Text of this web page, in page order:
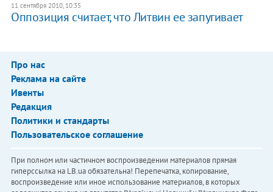
11 сентября 2010, 10:35
Оппозиция считает, что Литвин ее запугивает
Про нас
Реклама на сайте
Ивенты
Редакция
Политики и стандарты
Пользовательское соглашение
При полном или частичном воспроизведении материалов прямая
гиперссылка на LB.ua обязательна! Перепечатка, копирование,
воспроизведение или иное использование материалов, в которых